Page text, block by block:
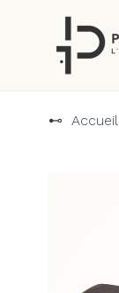
⊷ Accueil